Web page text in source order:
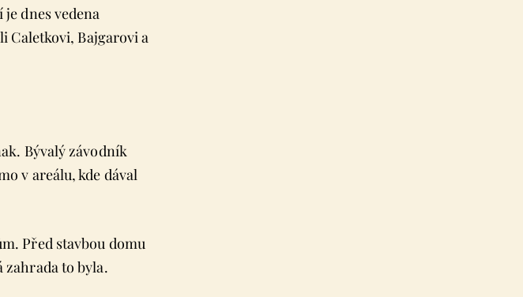
dnes vedena
Caletkovi, Bajgarovi a
Bývalý závodník
v areálu, kde dával
Před stavbou domu
zahrada to byla.